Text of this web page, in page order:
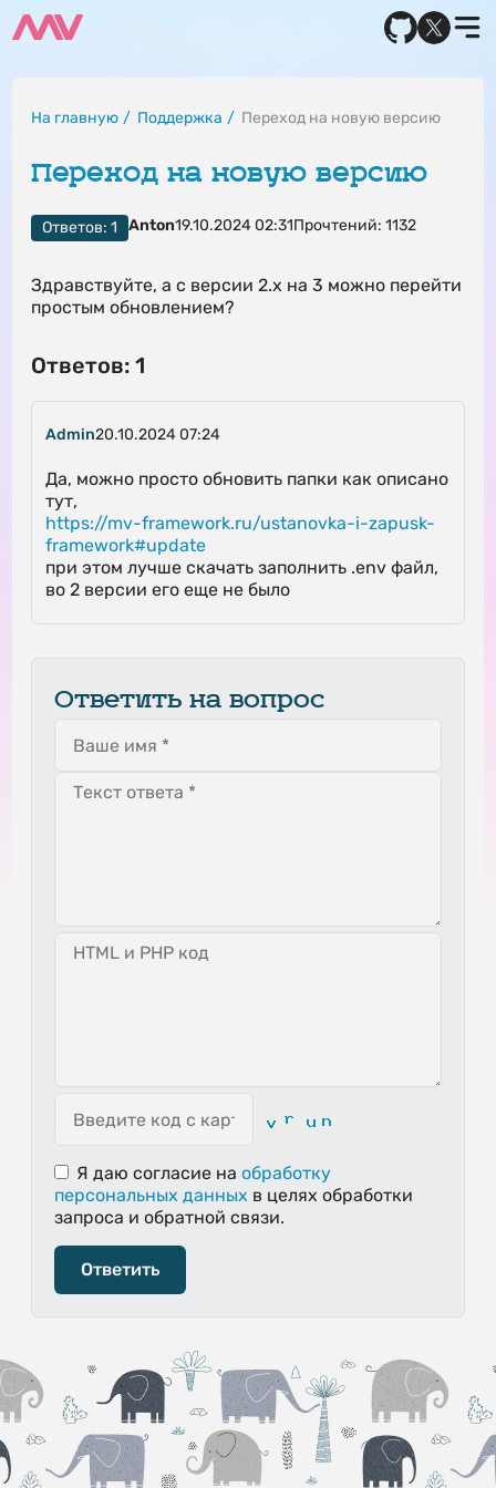
На главную Поддержка Переход на новую версию
Переход на новую версию
Ответов: 1 Anton19.10.2024 02:31Прочтений: 1132
Здравствуйте, а с версии 2.х на 3 можно перейти
простым обновлением?
Ответов: 1
Admin20.10.2024 07:24
Да, можно просто обновить папки как описано
тут,
https://mv-framework.ru/ustanovka-i-zapusk-
framework#update
при этом лучше скачать заполнить .env файл,
во 2 версии его еще не было
Ответить на вопрос
Я даю согласиена обработку
персональных данных в целях обработки
запроса и обратной связи.
Ответить